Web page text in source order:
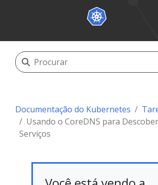
Documentação do Kubernetes
Usando o CoreDNS para
Serviços